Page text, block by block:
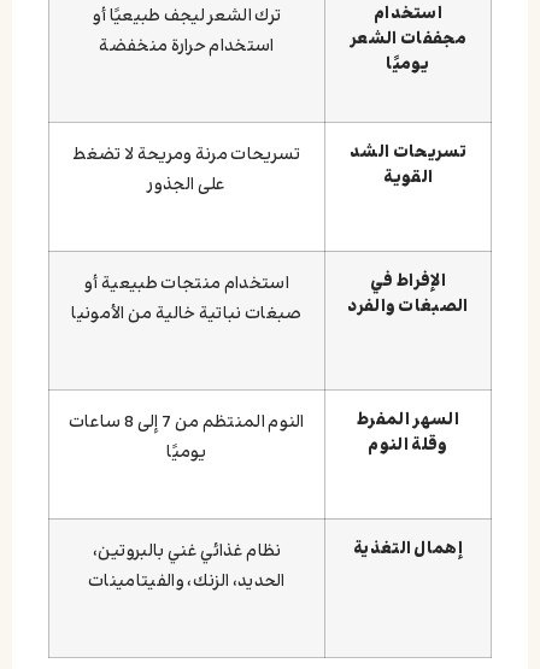
استخدام
مجففات الشعر
يوميًا
ترك الشعر ليجف طبيعيًا أو
استخدام حرارة منخفضة
تسريحات الشد
القوية
تسريحات مرنة ومريحة لا تضغط
على الجذور
الإفراط في
الصبغات والفرد
استخدام منتجات طبيعية أو
صبغات نباتية خالية من الأمونيا
السهر المفرط
وقلة النوم
النوم المنتظم من 7 إلى 8 ساعات
يوميًا
إهمال التغذية
نظام غذائي غني بالبروتين،
الحديد، الزنك، والفيتامينات